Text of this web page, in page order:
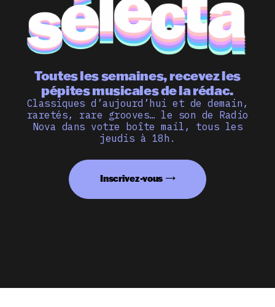
Toutes les semaines, recevez les
pépites musicales de la rédac.
Classiques d’aujourd’hui et de demain,
raretés, rare grooves… le son de Radio
Nova dans votre boîte mail, tous les
jeudis à 18h.
Inscrivez-vous